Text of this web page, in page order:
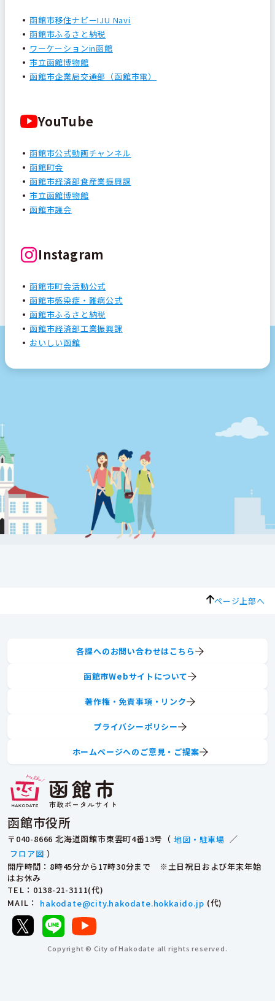
函館市移住ナビーIJU Navi
函館市ふるさと納税
ワーケーションin函館
市立函館博物館
函館市企業局交通部（函館市電）
YouTube
函館市公式動画チャンネル
函館町会
函館市経済部食産業振興課
市立函館博物館
函館市議会
Instagram
函館市町会活動公式
函館市感染症・難病公式
函館市ふるさと納税
函館市経済部工業振興課
おいしい函館
ページ上部へ
函館市役所
〒040-8666 北海道函館市東雲町4番13号（ 地図・駐車場 ／
フロア図 ）
開庁時間：8時45分から17時30分まで ※土日祝日および年末年始
はお休み
TEL ：0138-21-3111(代)
MAIL ： hakodate@city.hakodate.hokkaido.jp (代)
各課へのお問い合わせはこちら
函館市Webサイトについて
著作権・免責事項・リンク
プライバシーポリシー
ホームページへのご意見・ご提案
Copyright © City of Hakodate all rights reserved.